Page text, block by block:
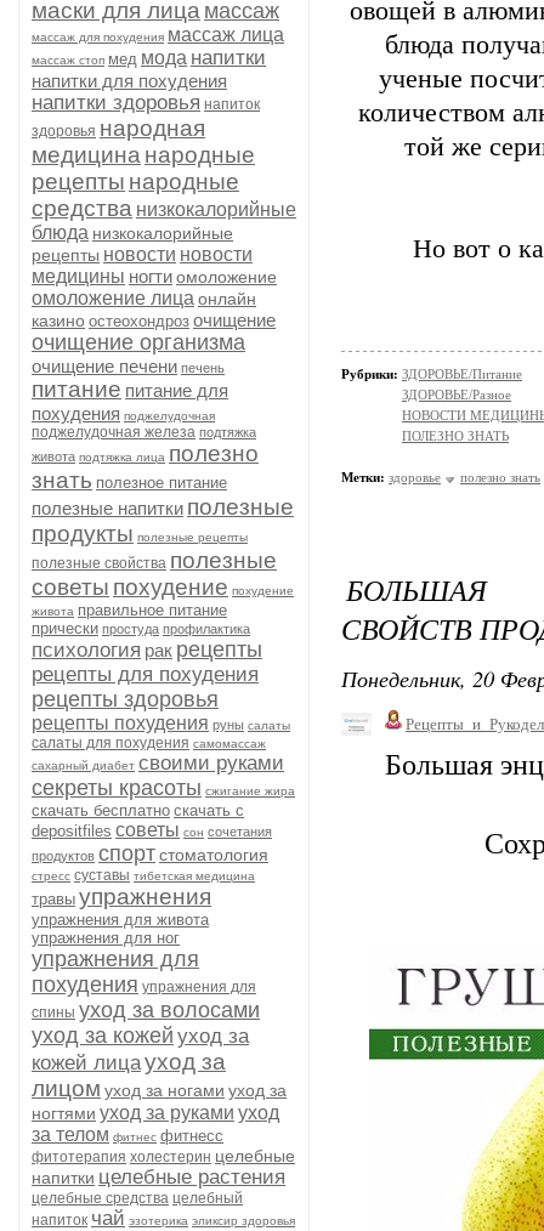
маски для лица массаж
массаж для похудения массаж лица
массаж стоп мед мода напитки
напитки для похудения
напитки здоровья напиток
здоровья народная
медицина народные
рецепты народные
средства низкокалорийные
блюда низкокалорийные
рецепты новости новости
медицины ногтиомоложение
омоложение лица онлайн
казино остеохондроз очищение
очищение организма
очищение печени печень
питание питание для
похудения поджелудочная
поджелудочная железа подтяжка
живота подтяжка лица полезно
знать полезное питание
полезные напитки полезные
продукты полезные рецепты
полезные свойства полезные
советы похудение похудение
живота правильное питание
прически простуда профилактика
психология рак рецепты
рецепты для похудения
рецепты здоровья
рецепты похудения руны салаты
салаты для похудения самомассаж
сахарный диабет своими руками
секреты красоты сжигание жира
скачать бесплатно скачать с
depositfiles советы сон сочетания
продуктов спортстоматология
стресс суставы тибетская медицина
травы упражнения
упражнения для живота
упражнения для ног
упражнения для
похудения упражнения для
спины уход за волосами
уход за кожей уход за
кожей лицауход за
лицом уход за ногами уход за
ногтями уход за руками уход
за телом фитнес фитнесс
фитотерапия холестерин целебные
напитки целебные растения
целебные средства целебный
напиток чай эзотерика эликсир здоровья
овощей в
блюда
ученые
количеством
той же
Но вот о
Рубрики: ЗДОРОВЬЕ/Питание
ЗДОРОВЬЕ/Разное
НОВОСТИ
ПОЛЕЗНО ЗНАТЬ
Метки: здоровье полезно знать
БОЛЬШАЯ
СВОЙСТВ
Понедельник, 20
Большая